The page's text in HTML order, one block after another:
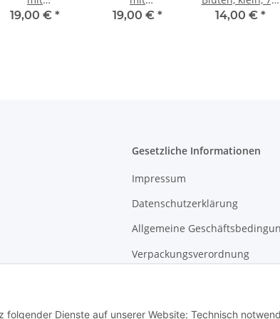
folgender Dienste auf unserer Website: Technisch
Elefantenmotiven,
19,00 € *
Elefantenmotiven,
19,00 € *
cm.
14,00 € *
Gesetzliche Informationen
Impressum
Datenschutzerklärung
Allgemeine
Verpackungsverordnung